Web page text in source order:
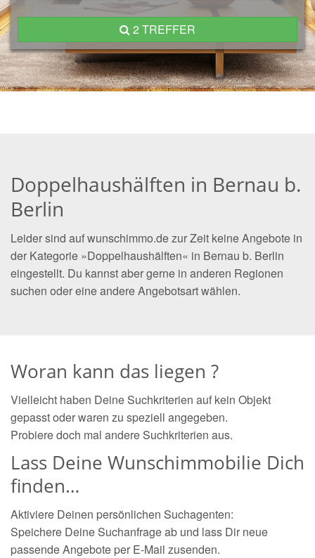
2 TREFFER
Doppelhaushälften in Bernau b.
Berlin
Leider sind auf wunschimmo.de zur Zeit keine Angebote in
der Kategorie »Doppelhaushälften« in Bernau b. Berlin
eingestellt. Du kannst aber gerne in anderen Regionen
suchen oder eine andere Angebotsart wählen.
Woran kann das liegen ?
Vielleicht haben Deine Suchkriterien auf kein Objekt
gepasst oder waren zu speziell angegeben.
Probiere doch mal andere Suchkriterien aus.
Lass Deine Wunschimmobilie Dich
finden…
Aktiviere Deinen persönlichen Suchagenten:
Speichere Deine Suchanfrage ab und lass Dir neue
passende Angebote per E-Mail zusenden.